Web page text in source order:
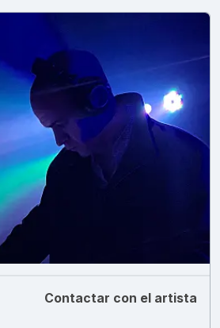
Contactar con el artista